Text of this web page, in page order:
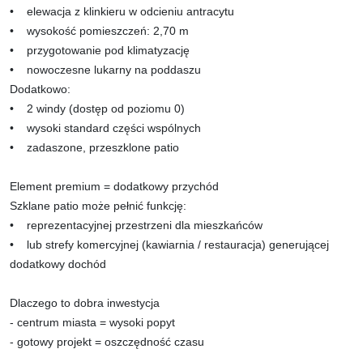
• elewacja z klinkieru w odcieniu antracytu
• wysokość pomieszczeń: 2,70 m
• przygotowanie pod klimatyzację
• nowoczesne lukarny na poddaszu
Dodatkowo:
• 2 windy (dostęp od poziomu 0)
• wysoki standard części wspólnych
• zadaszone, przeszklone patio
Element premium = dodatkowy przychód
Szklane patio może pełnić funkcję:
• reprezentacyjnej przestrzeni dla mieszkańców
• lub strefy komercyjnej (kawiarnia / restauracja) generującej
dodatkowy dochód
Dlaczego to dobra inwestycja
- centrum miasta = wysoki popyt
- gotowy projekt = oszczędność czasu